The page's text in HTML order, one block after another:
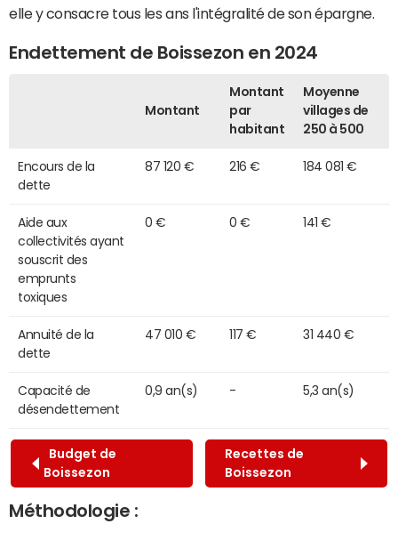
elle y consacre tous les ans l'intégralité de son épargne.
Endettement de Boissezon en 2024
Montant
Montant
par
habitant
Moyenne
villages de
250 à 500
Encours de la
dette
87 120 € 216 € 184 081 €
Aide aux
collectivités ayant
souscrit des
emprunts
toxiques
0 € 0 € 141 €
Annuité de la
dette
47 010 € 117 € 31 440 €
Capacité de
désendettement
0,9 an(s) - 5,3 an(s)
Budget de
Boissezon
Recettes de
Boissezon
Méthodologie :